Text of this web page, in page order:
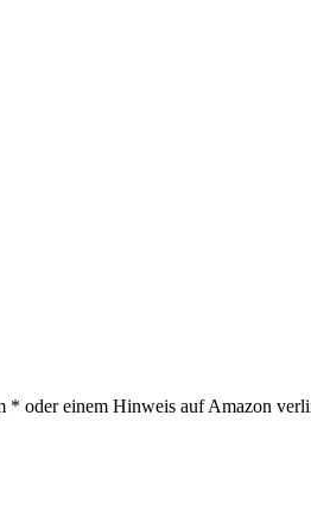
* oder einem Hinweis auf Amazon